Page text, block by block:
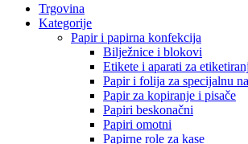
Trgovina
Kategorije
Papir i papirna konfekcija
Bilježnice i blokovi
Etikete i aparati za
Papir i folija za specijalnu
Papir za kopiranje i pisače
Papiri beskonačni
Papiri omotni
Papirne role za kase